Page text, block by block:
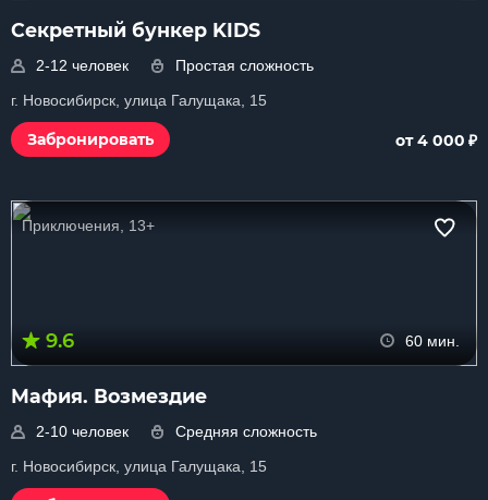
Секретный бункер KIDS
2-12 человек
Простая сложность
г. Новосибирск, улица Галущака, 15
Забронировать от 4 000 ₽
Приключения, 13+
9.6 60 мин.
Мафия. Возмездие
2-10 человек
Средняя сложность
г. Новосибирск, улица Галущака, 15